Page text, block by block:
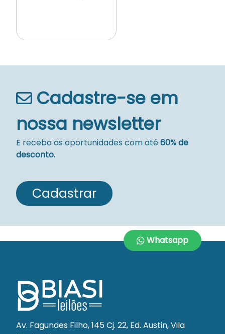
Cadastre-se em
nossa newsletter
E receba as oportunidades com até60% de
desconto.
Cadastrar
Whatsapp
Av. Fagundes Filho, 145 Cj. 22, Ed. Austin, Vila